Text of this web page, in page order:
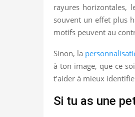
rayures horizontales,
souvent un effet plus
motifs peuvent au
Sinon, la
à ton image, que ce
t’aider à mieux
Si tu as une